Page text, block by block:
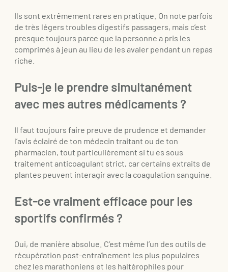
Ils sont extrêmement rares en pratique. On note parfois
de très légers troubles digestifs passagers, mais c’est
presque toujours parce que la personne a pris les
comprimés à jeun au lieu de les avaler pendant un repas
riche.
Puis-je le prendre simultanément
avec mes autres médicaments ?
Il faut toujours faire preuve de prudence et demander
l’avis éclairé de ton médecin traitant ou de ton
pharmacien, tout particulièrement si tu es sous
traitement anticoagulant strict, car certains extraits de
plantes peuvent interagir avec la coagulation sanguine.
Est-ce vraiment efficace pour les
sportifs confirmés ?
Oui, de manière absolue. C’est même l’un des outils de
récupération post-entraînement les plus populaires
chez les marathoniens et les haltérophiles pour